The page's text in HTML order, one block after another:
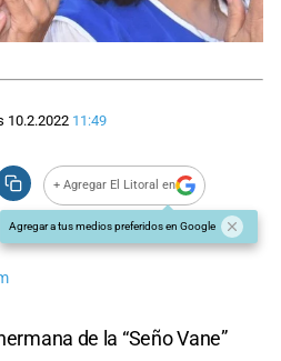
10.2.2022 11:49
+ Agregar El Litoral en
Agregar a tus medios preferidos en Google
de la “Seño Vane”